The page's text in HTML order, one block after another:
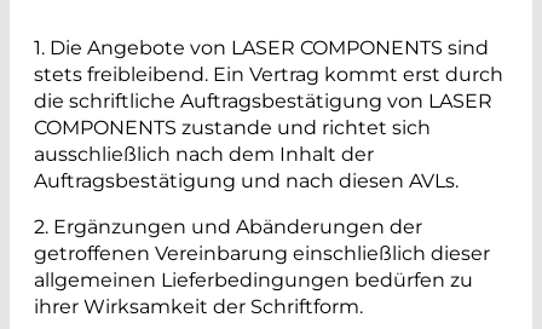
1. Die Angebote von LASER COMPONENTS sind
stets freibleibend. Ein Vertrag kommt erst durch
die schriftliche Auftragsbestätigung von LASER
COMPONENTS zustande und richtet sich
ausschließlich nach dem Inhalt der
Auftragsbestätigung und nach diesen AVLs.
2. Ergänzungen und Abänderungen der
getroffenen Vereinbarung einschließlich dieser
allgemeinen Lieferbedingungen bedürfen zu
ihrer Wirksamkeit der Schriftform.